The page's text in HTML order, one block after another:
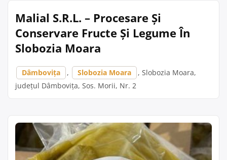
Malial S.R.L. – Procesare Și
Conservare Fructe Și Legume În
Slobozia Moara
Dâmbovița , Slobozia Moara
, Slobozia Moara,
județul Dâmbovița, Sos. Morii, Nr. 2